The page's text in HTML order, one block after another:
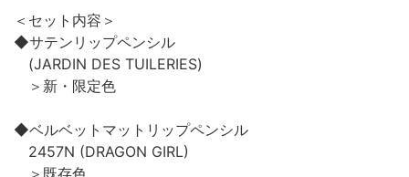
＜セット内容＞
◆サテンリップペンシル
(JARDIN DES TUILERIES)
＞新・限定色
◆ベルベットマットリップペンシル
2457N (DRAGON GIRL)